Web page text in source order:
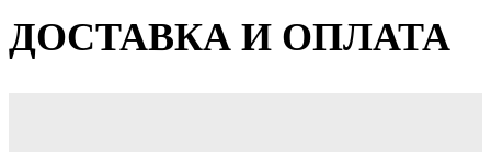
ДОСТАВКА И ОПЛАТА